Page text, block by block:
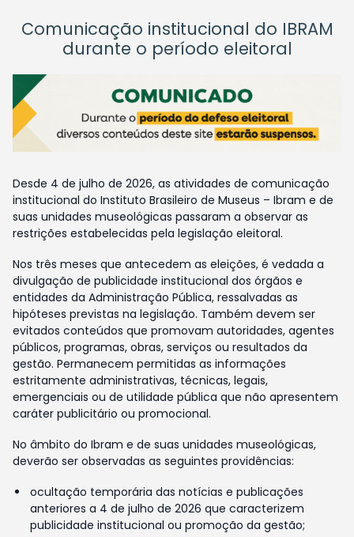
Comunicação institucional do IBRAM
durante o período eleitoral
Desde 4 de julho de 2026, as atividades de comunicação
institucional do Instituto Brasileiro de Museus – Ibram e de
suas unidades museológicas passaram a observar as
restrições estabelecidas pela legislação eleitoral.
Nos três meses que antecedem as eleições, é vedada a
divulgação de publicidade institucional dos órgãos e
entidades da Administração Pública, ressalvadas as
hipóteses previstas na legislação. Também devem ser
evitados conteúdos que promovam autoridades, agentes
públicos, programas, obras, serviços ou resultados da
gestão. Permanecem permitidas as informações
estritamente administrativas, técnicas, legais,
emergenciais ou de utilidade pública que não apresentem
caráter publicitário ou promocional.
No âmbito do Ibram e de suas unidades museológicas,
deverão ser observadas as seguintes providências:
ocultação temporária das notícias e publicações
anteriores a 4 de julho de 2026 que caracterizem
publicidade institucional ou promoção da gestão;